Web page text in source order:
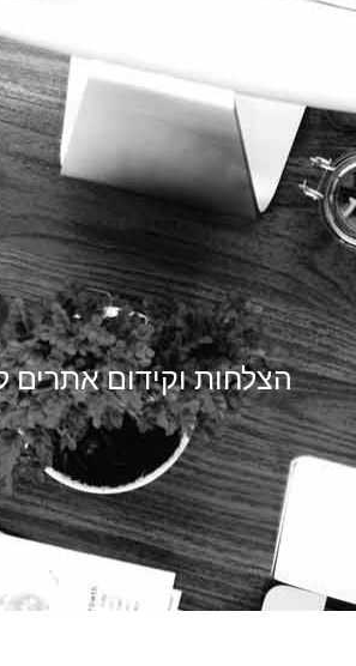
הצלחות וקידום אתרים